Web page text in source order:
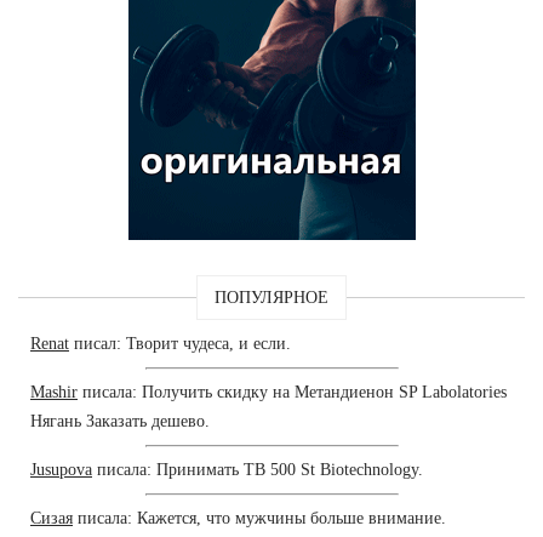
ПОПУЛЯРНОЕ
Renat писал: Творит чудеса, и если.
Mashir писала: Получить скидку на Метандиенон SP Labolatories
Нягань Заказать дешево.
Jusupova писала: Принимать TB 500 St Biotechnology.
Сизая писала: Кажется, что мужчины больше внимание.